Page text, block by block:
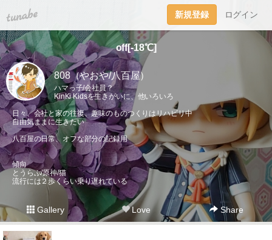
tuna.be 新規登録 ログイン
off[-18℃]
808（やおや/八百屋）
ハマっ子/会社員？
KinKi Kidsを生きがいに、他いろいろ
日々、会社と家の往復、趣味のものつくりはリハビリ中
自由気ままに生きたい
八百屋の日常、オフな部分の記録用
傾向
とうらぶ/原神/猫
流行には２歩くらい乗り遅れている
Gallery Love Share